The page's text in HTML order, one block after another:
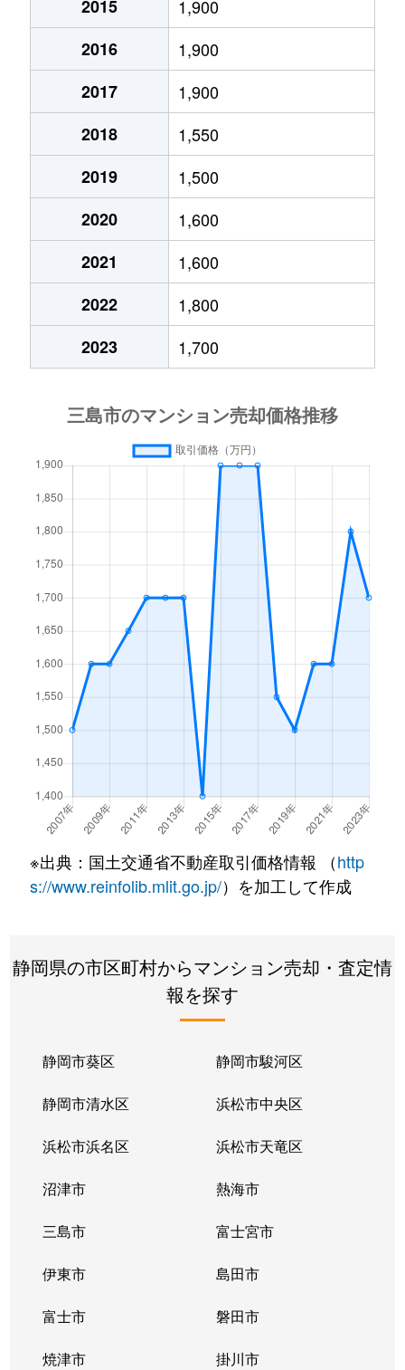
2015
1,900
2016
1,900
2017
1,900
2018
1,550
2019
1,500
2020
1,600
2021
1,600
2022
1,800
2023
1,700
※出典：国土交通省不動産取引価格情報 （http
s://www.reinfolib.mlit.go.jp/）を加工して作成
静岡県の市区町村からマンション売却・査定情
報を探す
静岡市葵区 静岡市駿河区
静岡市清水区 浜松市中央区
浜松市浜名区 浜松市天竜区
沼津市 熱海市
三島市 富士宮市
伊東市 島田市
富士市 磐田市
焼津市 掛川市